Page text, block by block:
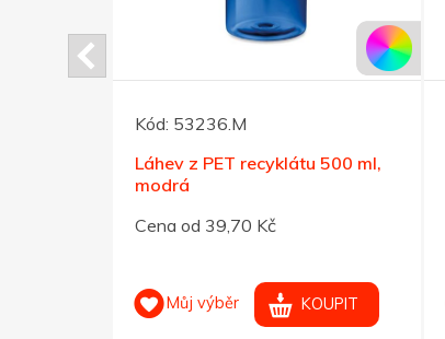
Kód: 53236.M
Láhev z PET recyklátu 500 ml,
modrá
Cena od 39,70 Kč
Můj výběr KOUPIT